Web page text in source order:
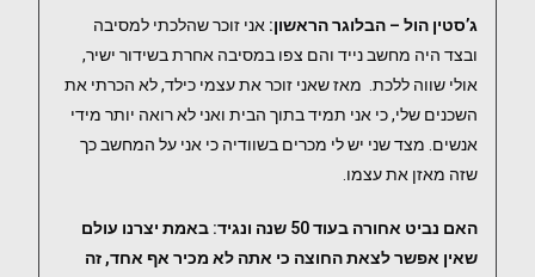
ג’סטין הול – הבלוגר הראשון: אני זוכר שהלכתי למסיבה
ובצד היה מחשב נייד והם צפו במסיבה אחרת בשידור ישיר,
אולי שווה ללכת. מאז שאני זוכר את עצמי כילד, לא הכרתי את
השכנים שלי, כי אני תמיד בתוך הבית ואני לא רואה יותר מידי
אנשים. מצד שני יש לי מכרים בשוודיה כי אני על המחשב כך
שזה מאזן את עצמו.
האם נביט אחורה בעוד 50 שנה ונגיד: באמת יצרנו עולם
שאין אפשר לצאת החוצה כי אתה לא מכיר אף אחד, זה